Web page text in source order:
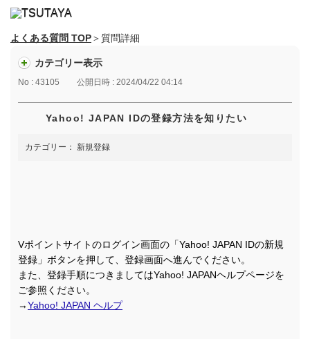
よくある質問 TOP＞質問詳細
カテゴリー表示
No : 43105 公開日時 : 2024/04/22 04:14
Yahoo! JAPAN IDの登録方法を知りたい
カテゴリー： 新規登録
Vポイントサイトのログイン画面の「Yahoo! JAPAN IDの新規
登録」ボタンを押して、登録画面へ進んでください。
また、登録手順につきましてはYahoo! JAPANヘルプページを
ご参照ください。
→Yahoo! JAPAN ヘルプ